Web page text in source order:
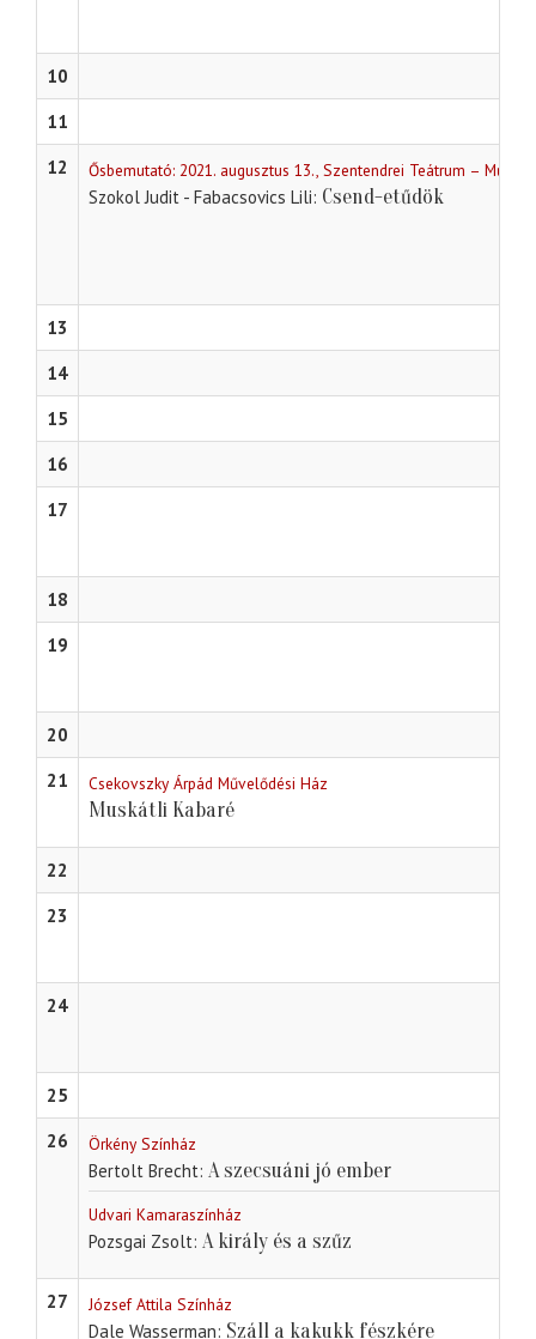
10
11
12
Ősbemutató: 2021. augusztus 13., Szentendrei Teátrum –
Szokol Judit - Fabacsovics Lili Csend-etűdök
13
14
15
16
17
18
19
20
21
Csekovszky Árpád Művelődési Ház
Muskátli Kabaré
22
23
24
25
26
Örkény Színház
Bertolt Brecht A szecsuáni jó ember
Udvari Kamaraszínház
Pozsgai Zsolt A király és a szűz
27 József Attila Színház
Dale Wasserman Száll a kakukk fészkére